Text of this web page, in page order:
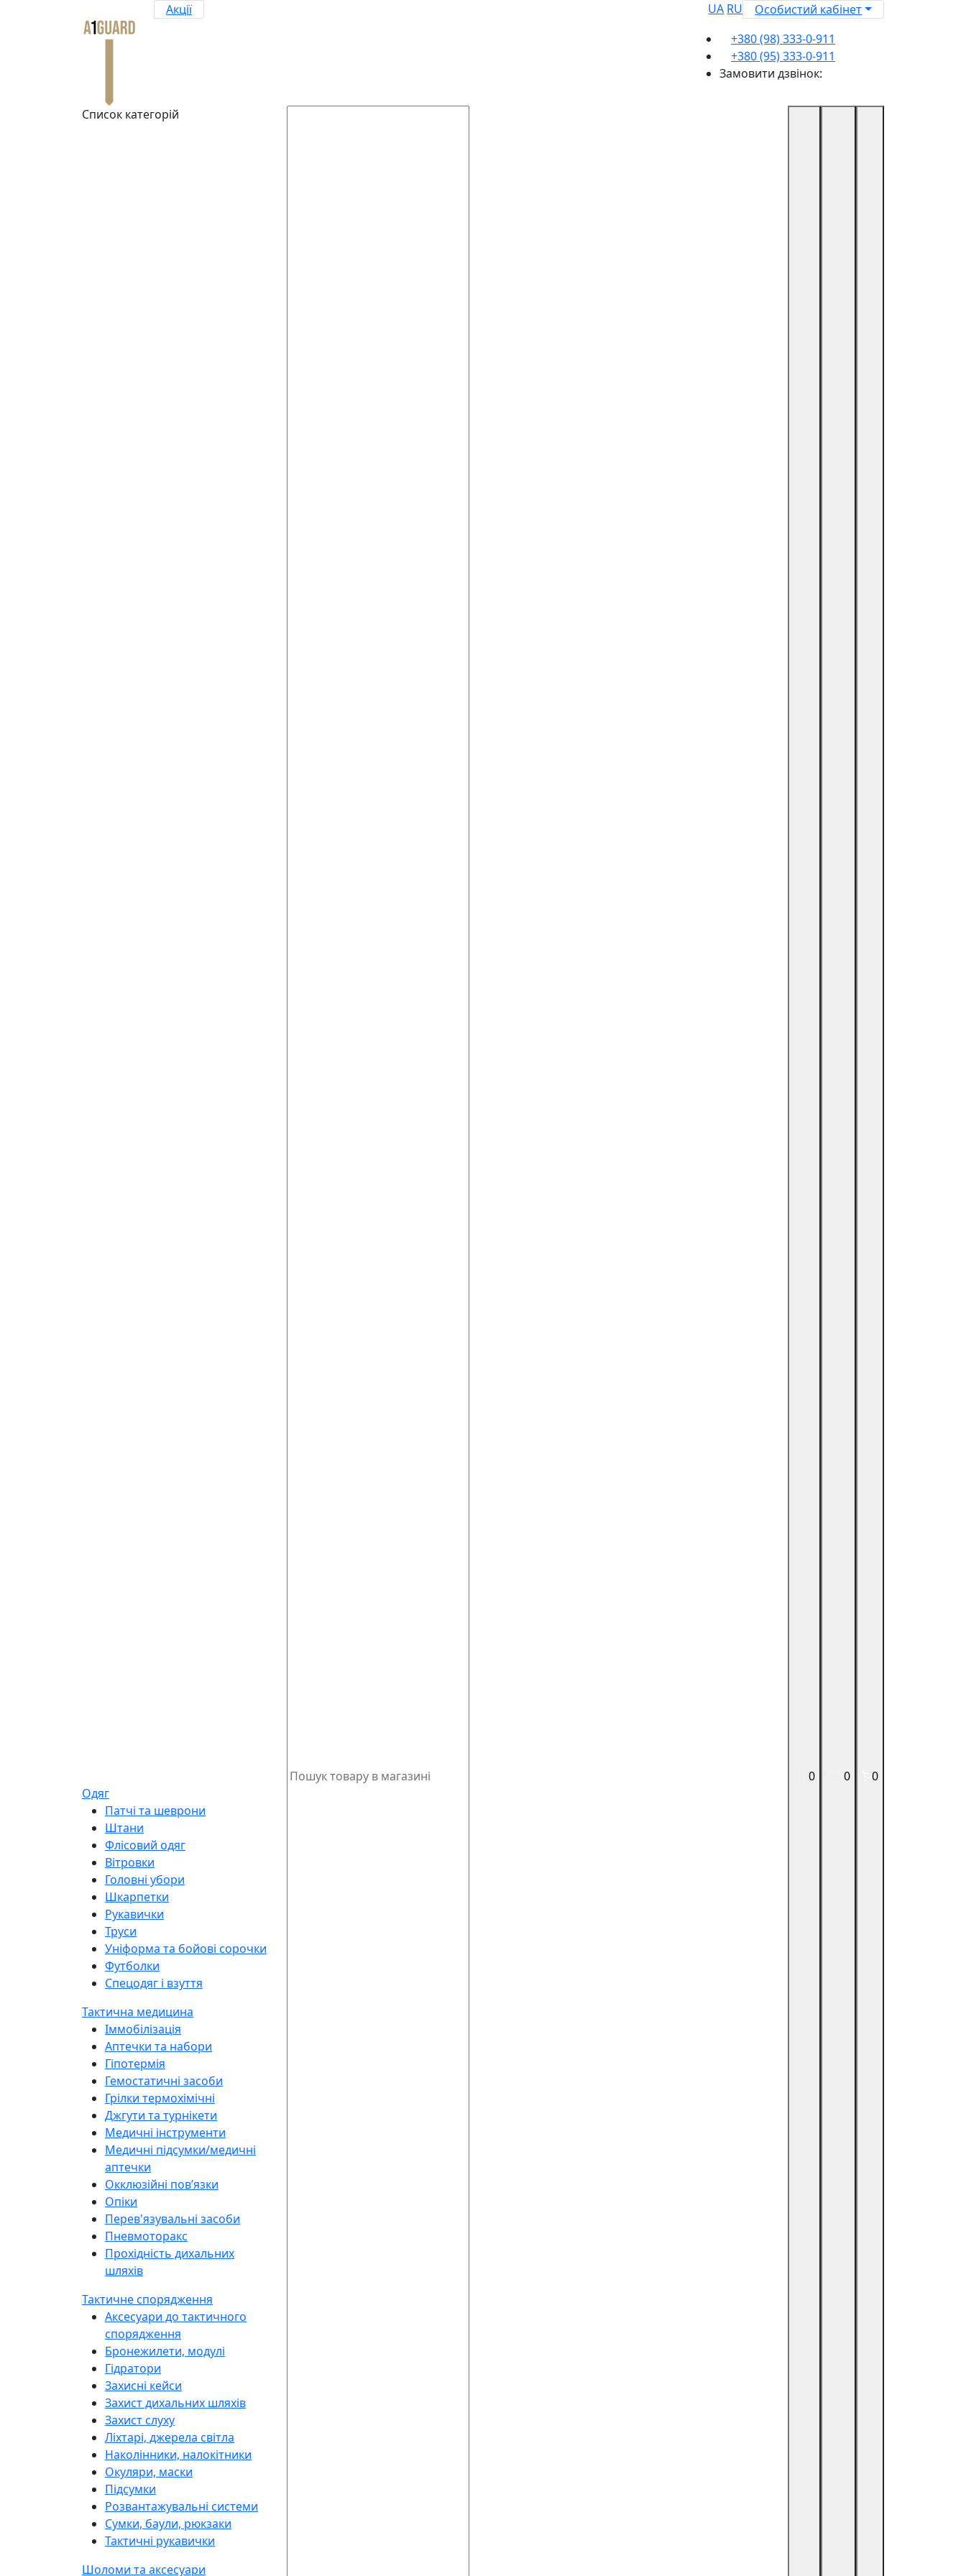
Акції UA RU
Особистий кабінет
+380 (98) 333-0-911
+380 (95) 333-0-911
Замовити дзвінок:
Список категорій
Одяг
Патчі та шеврони
Штани
Флісовий одяг
Вітровки
Головні убори
Шкарпетки
Рукавички
Труси
Уніформа та бойові сорочки
Футболки
Спецодяг і взуття
Тактична медицина
Іммобілізація
Аптечки та набори
Гіпотермія
Гемостатичні засоби
Грілки термохімічні
Джгути та турнікети
Медичні інструменти
Медичні підсумки/медичні
аптечки
Окклюзійні повʼязки
Опіки
Перев'язувальні засоби
Пневмоторакс
Прохідність дихальних
шляхів
Тактичне спорядження
Аксесуари до тактичного
спорядження
Бронежилети, модулі
Гідратори
Захисні кейси
Захист дихальних шляхів
Захист слуху
Ліхтарі, джерела світла
Наколінники, налокітники
Окуляри, маски
Підсумки
Розвантажувальні системи
Сумки, баули, рюкзаки
Тактичні рукавички
Шоломи та аксесуари
0 0 0